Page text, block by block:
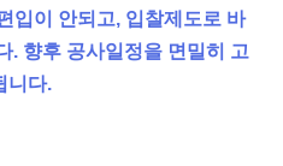
입이 안되고, 입찰제도로 바
. 향후 공사일정을 면밀히 고
니다.